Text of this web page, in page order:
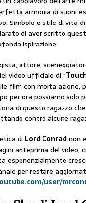
armonia di suoni
Simbolo e stile di vita
di aver scritto
ispirazione.
attore,
video ufficiale di “
film con molta azione,
per ora possiamo solo
di questo ragazzo
contro alcune
di Lord Conradnon
anteprima del video,
esponenzialmente
per restare
user/